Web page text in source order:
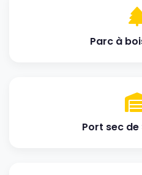
Parc à
Port sec